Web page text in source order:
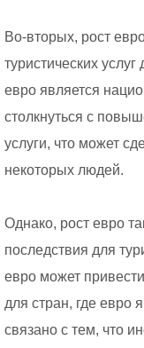
Во-вторых, рост
туристических
евро является
столкнуться с
услуги, что может
некоторых людей.
Однако, рост евро
последствия для
евро может
для стран, где евро
связано с тем, что